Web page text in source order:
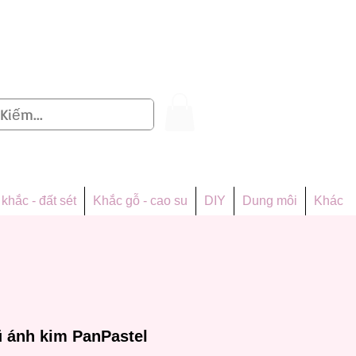
- đất sét Khắc gỗ - cao su DIY Dung môi Khác
kim PanPastel